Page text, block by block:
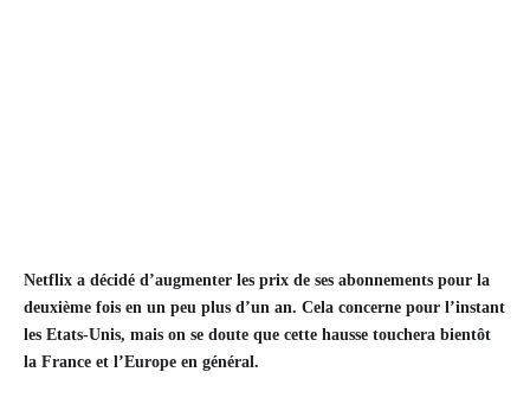
Netflix a décidé d’augmenter les prix de ses abonnements pour la
deuxième fois en un peu plus d’un an. Cela concerne pour l’instant
les Etats-Unis, mais on se doute que cette hausse touchera bientôt
la France et l’Europe en général.